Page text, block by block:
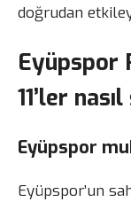
doğrudan
Eyüpspor
11’ler
Eyüpspor
Eyüpspor’un